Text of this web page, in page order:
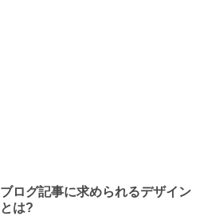
ブログ記事に求められるデザイン
とは?